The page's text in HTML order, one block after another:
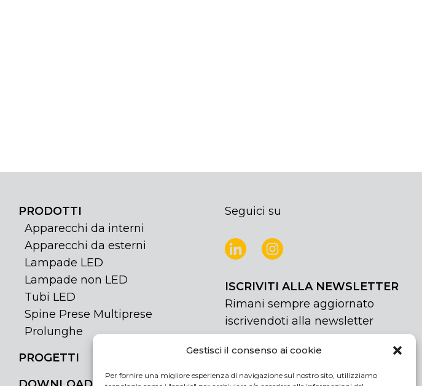
Gestisci il consenso ai cookie
Per fornire una migliore esperienza di navigazione sul nostro sito, utilizziamo
PRODOTTI
Apparecchi da interni
Apparecchi da esterni
Lampade LED
Lampade non LED
Tubi LED
Spine Prese Multiprese
Prolunghe
PROGETTI
Seguici su
ISCRIVITI ALLA NEWSLETTER
Rimani sempre aggiornato
iscrivendoti alla newsletter
NEWSLETTER
If
are